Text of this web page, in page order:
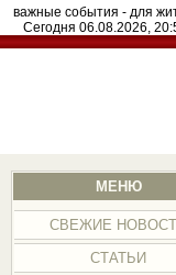
важные события - для
Сегодня 06.08.2026,
МЕНЮ
СВЕЖИЕ
СТАТЬИ